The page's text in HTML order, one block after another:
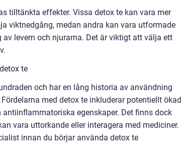
tilltänkta effekter. Vissa detox te kan vara mer
viktnedgång, medan andra kan vara utformade
levern och njurarna. Det är viktigt att välja ett
te
och har en lång historia av användning
med detox te inkluderar potentiellt ökad
egenskaper. Det finns dock
vara uttorkande eller interagera med mediciner.
innan du börjar använda detox te